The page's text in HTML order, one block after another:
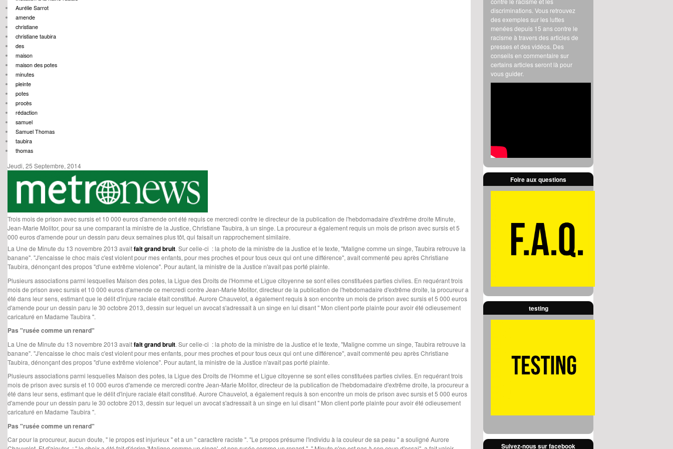
Aurélie Sarrot
amende
christiane
christiane taubira
des
maison
maison des potes
minutes
pleinte
potes
procès
rédaction
samuel
Samuel Thomas
taubira
thomas
Jeudi, 25 Septembre, 2014
Trois mois de prison avec sursis et 10 000 euros d'amende ont été requis ce mercredi contre le directeur de la publication de l'hebdomadaire d'extrême droite Minute,
Jean-Marie Molitor, pour sa une comparant la ministre de la Justice, Christiane Taubira, à un singe. La procureur a également requis un mois de prison avec sursis et 5
000 euros d'amende pour un dessin paru deux semaines plus tôt, qui faisait un rapprochement similaire.
La Une de Minute du 13 novembre 2013 avaitfait grand bruit. Sur celle-ci : la photo de la ministre de la Justice et le texte, "Maligne comme un singe, Taubira retrouve la
banane". "J'encaisse le choc mais c'est violent pour mes enfants, pour mes proches et pour tous ceux qui ont une différence", avait commenté peu après Christiane
Taubira, dénonçant des propos "d'une extrême violence". Pour autant, la ministre de la Justice n'avait pas porté plainte.
Plusieurs associations parmi lesquelles Maison des potes, la Ligue des Droits de l'Homme et Ligue citoyenne se sont elles constituées parties civiles. En requérant trois
mois de prison avec sursis et 10 000 euros d'amende ce mercredi contre Jean-Marie Molitor, directeur de la publication de l'hebdomadaire d'extrême droite, la procureur a
été dans leur sens, estimant que le délit d'injure raciale était constitué. Aurore Chauvelot, a également requis à son encontre un mois de prison avec sursis et 5 000 euros
d'amende pour un dessin paru le 30 octobre 2013, dessin sur lequel un avocat s'adressait à un singe en lui disant " Mon client porte plainte pour avoir été odieusement
caricaturé en Madame Taubira ".
Pas "rusée comme un renard"
La Une de Minute du 13 novembre 2013 avaitfait grand bruit. Sur celle-ci : la photo de la ministre de la Justice et le texte, "Maligne comme un singe, Taubira retrouve la
banane". "J'encaisse le choc mais c'est violent pour mes enfants, pour mes proches et pour tous ceux qui ont une différence", avait commenté peu après Christiane
Taubira, dénonçant des propos "d'une extrême violence". Pour autant, la ministre de la Justice n'avait pas porté plainte.
Plusieurs associations parmi lesquelles Maison des potes, la Ligue des Droits de l'Homme et Ligue citoyenne se sont elles constituées parties civiles. En requérant trois
mois de prison avec sursis et 10 000 euros d'amende ce mercredi contre Jean-Marie Molitor, directeur de la publication de l'hebdomadaire d'extrême droite, la procureur a
été dans leur sens, estimant que le délit d'injure raciale était constitué. Aurore Chauvelot, a également requis à son encontre un mois de prison avec sursis et 5 000 euros
d'amende pour un dessin paru le 30 octobre 2013, dessin sur lequel un avocat s'adressait à un singe en lui disant " Mon client porte plainte pour avoir été odieusement
caricaturé en Madame Taubira ".
Pas "rusée comme un renard"
Car pour la procureur, aucun doute, " le propos est injurieux " et a un " caractère raciste ". "Le propos présume l'individu à la couleur de sa peau " a souligné Aurore
discriminations. Vous retrouvez
des exemples sur les luttes
menées depuis 15 ans contre le
racisme à travers des articles de
presses et des vidéos. Des
conseils en commentaire sur
certains articles seront là pour
vous guider.
Foire aux questions
testing
Suivez-nous sur facebook